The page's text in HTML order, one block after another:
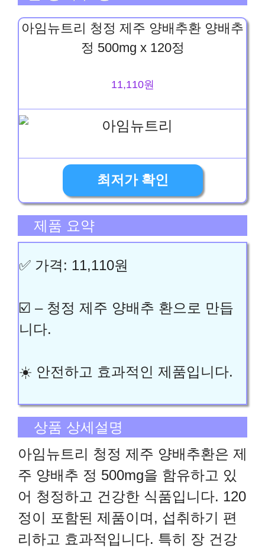
아임뉴트리 청정 제주 양배추환 양배추
정 500mg x 120정
11,110원
최저가 확인
제품 요약
✅ 가격: 11,110원
☑️ – 청정 제주 양배추 환으로 만듭
니다.
☀️ 안전하고 효과적인 제품입니다.
상품 상세설명
아임뉴트리 청정 제주 양배추환은 제
주 양배추 정 500mg을 함유하고 있
어 청정하고 건강한 식품입니다. 120
정이 포함된 제품이며, 섭취하기 편
리하고 효과적입니다. 특히 장 건강